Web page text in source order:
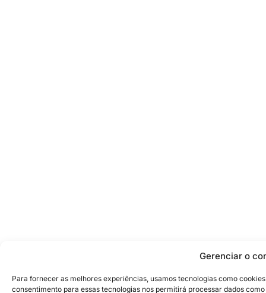
Gerenciar o
Para fornecer as melhores experiências, usamos tecnologias como
consentimento para essas tecnologias nos permitirá processar dados